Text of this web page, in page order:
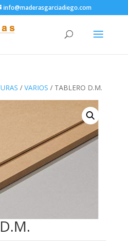
info@maderasgarciadiego.com
/ VARIOS / TABLERO D.M.